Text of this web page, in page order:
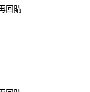
回購